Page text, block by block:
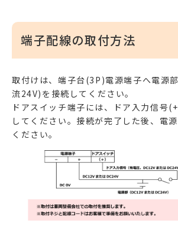
端子配線の取付方法
取付けは、端子台(3P)電源端子へ電源
流24V)を接続してください。
ドアスイッチ端子には、ドア入力信号
してください。接続が完了した後、電
ください。